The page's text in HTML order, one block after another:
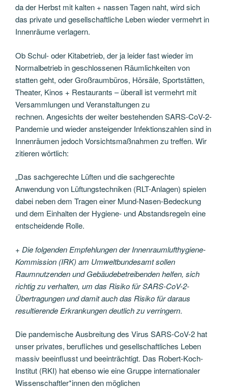
da der Herbst mit kalten + nassen Tagen naht, wird sich
das private und gesellschaftliche Leben wieder vermehrt in
Innenräume verlagern.
Ob Schul- oder Kitabetrieb, der ja leider fast wieder im
Normalbetrieb in geschlossenen Räumlichkeiten von
statten geht, oder Großraumbüros, Hörsäle, Sportstätten,
Theater, Kinos + Restaurants – überall ist vermehrt mit
Versammlungen und Veranstaltungen zu
rechnen. Angesichts der weiter bestehenden SARS-CoV-2-
Pandemie und wieder ansteigender Infektionszahlen sind in
Innenräumen jedoch Vorsichtsmaßnahmen zu treffen. Wir
zitieren wörtlich:
„Das sachgerechte Lüften und die sachgerechte
Anwendung von Lüftungstechniken (RLT-Anlagen) spielen
dabei neben dem Tragen einer Mund-Nasen-Bedeckung
und dem Einhalten der Hygiene- und Abstandsregeln eine
entscheidende Rolle.
+ Die folgenden Empfehlungen der Innenraumlufthygiene-
Kommission (IRK) am Umweltbundesamt sollen
Raumnutzendenund Gebäudebetreibenden helfen, sich
richtig zu verhalten, um das Risiko für SARS-CoV-2-
Übertragungen und damit auch das Risiko für daraus
resultierende Erkrankungen deutlich zu verringern.
Die pandemische Ausbreitung des Virus SARS-CoV-2 hat
unser privates, berufliches und gesellschaftliches Leben
massiv beeinflusst und beeinträchtigt. Das Robert-Koch-
Institut (RKI) hat ebenso wie eine Gruppe internationaler
Wissenschaftler*innen den möglichen